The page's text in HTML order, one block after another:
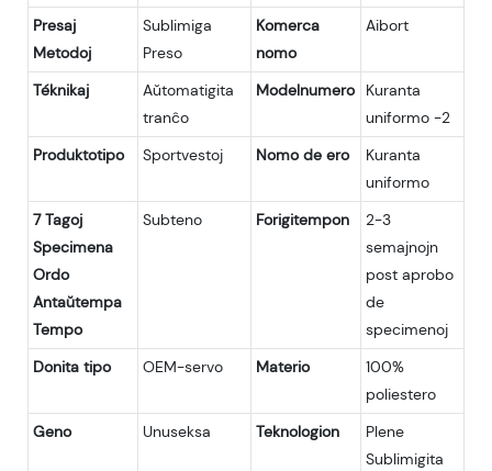
Presaj
Metodoj
Sublimiga
Preso
Komerca
nomo
Aibort
Téknikaj
Aŭtomatigita
tranĉo
Modelnumero
Kuranta
uniformo -2
Produktotipo
Sportvestoj Nomo de ero
Kuranta
uniformo
7 Tagoj
Specimena
Ordo
Antaŭtempa
Tempo
Subteno Forigitempon
2-3
semajnojn
post aprobo
de
specimenoj
Donita tipo
OEM-servo Materio
100%
poliestero
Geno
Unuseksa Teknologion
Plene
Sublimigita